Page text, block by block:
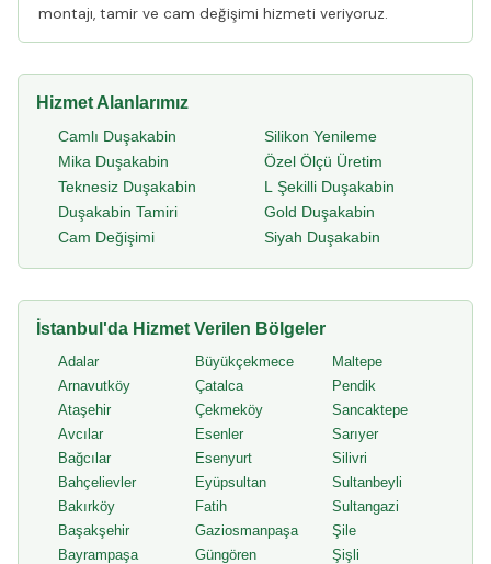
montajı, tamir ve cam değişimi hizmeti veriyoruz.
Hizmet Alanlarımız
Camlı Duşakabin
Mika Duşakabin
Teknesiz Duşakabin
Duşakabin Tamiri
Cam Değişimi
Silikon Yenileme
Özel Ölçü Üretim
L Şekilli Duşakabin
Gold Duşakabin
Siyah Duşakabin
İstanbul'da Hizmet Verilen Bölgeler
Adalar
Arnavutköy
Ataşehir
Avcılar
Bağcılar
Bahçelievler
Bakırköy
Başakşehir
Bayrampaşa
Büyükçekmece
Çatalca
Çekmeköy
Esenler
Esenyurt
Eyüpsultan
Fatih
Gaziosmanpaşa
Güngören
Maltepe
Pendik
Sancaktepe
Sarıyer
Silivri
Sultanbeyli
Sultangazi
Şile
Şişli